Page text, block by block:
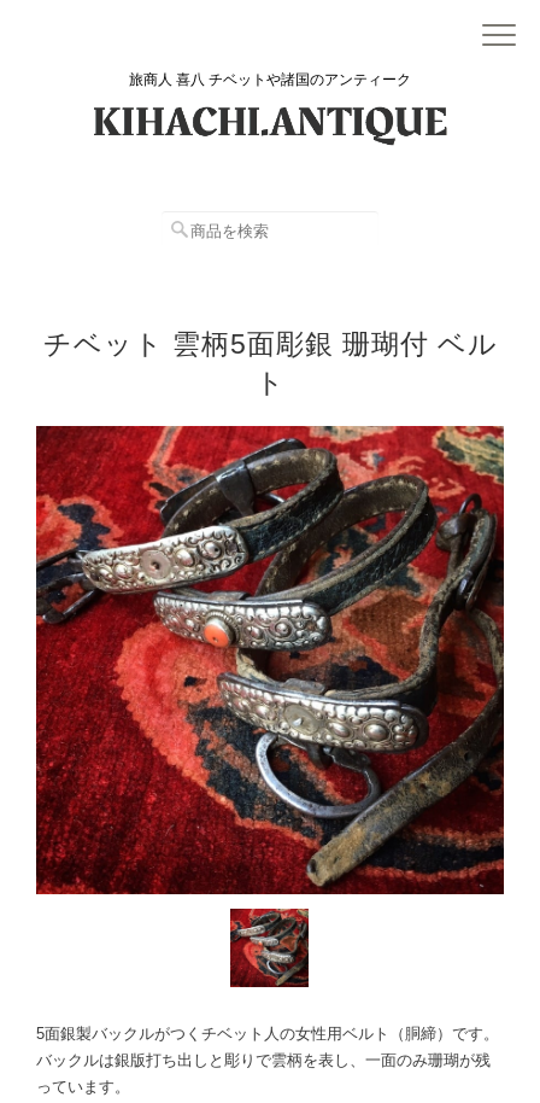
旅商人 喜八 チベットや諸国のアンティーク
チベット 雲柄5面彫銀 珊瑚付 ベル
ト
5面銀製バックルがつくチベット人の女性用ベルト（胴締）です。
バックルは銀版打ち出しと彫りで雲柄を表し、一面のみ珊瑚が残
っています。